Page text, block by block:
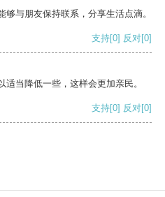
与朋友保持联系，分享生活点滴。
支持[0] 反对[0]
当降低一些，这样会更加亲民。
支持[0] 反对[0]